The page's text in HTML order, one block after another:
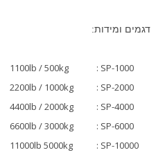
דגמים ומידות:
: SP-1000
1100lb / 500kg
: SP-2000
2200lb / 1000kg
: SP-4000
4400lb / 2000kg
: SP-6000
6600lb / 3000kg
: SP-10000
11000lb 5000kg